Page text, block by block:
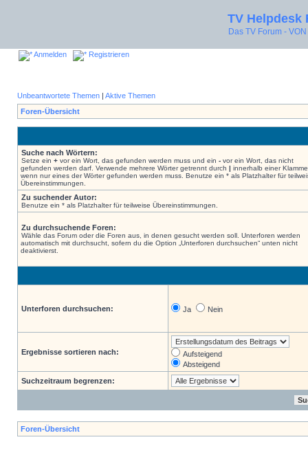
TV Helpdesk
Das TV Forum -
Anmelden Registrieren
Unbeantwortete Themen | Aktive Themen
Foren-Übersicht
Suche nach Wörtern:
Setze ein + vor ein Wort, das gefunden werden muss und ein - vor ein Wort, das nicht
gefunden werden darf. Verwende mehrere Wörter getrennt durch | innerhalb einer
wenn nur eines der Wörter gefunden werden muss. Benutze ein * als Platzhalter für
Übereinstimmungen.
Zu suchender Autor:
Benutze ein * als Platzhalter für teilweise Übereinstimmungen.
Zu durchsuchende Foren:
Wähle das Forum oder die Foren aus, in denen gesucht werden soll. Unterforen werden
automatisch mit durchsucht, sofern du die Option „Unterforen durchsuchen“ unten nicht
deaktivierst.
Unterforen durchsuchen: Ja Nein
Ergebnisse sortieren nach:
Aufsteigend
Absteigend
Suchzeitraum begrenzen:
Foren-Übersicht